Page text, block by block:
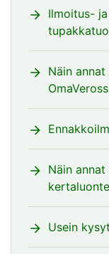
Ilmoitus-
Näin
Näin
Usein